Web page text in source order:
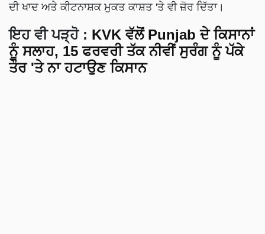
ਦੀ ਖਾਦ ਅਤੇ ਕੀਟਨਾਸ਼ਕ ਮੁਕਤ ਕਾਸ਼ਤ 'ਤੇ ਵੀ ਜ਼ੋਰ ਦਿੱਤਾ।
ਇਹ ਵੀ ਪੜ੍ਹੋ : KVK ਵੱਲੋਂ Punjab ਦੇ ਕਿਸਾਨਾਂ
ਨੂੰ ਸਲਾਹ, 15 ਫਰਵਰੀ ਤੱਕ ਨੀਵੀਂ ਸੁਰੰਗ ਨੂੰ ਪੱਕੇ
ਤੌਰ 'ਤੇ ਨਾ ਹਟਾਉਣ ਕਿਸਾਨ